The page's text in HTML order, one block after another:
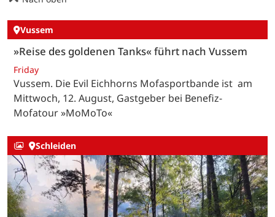
Vussem
»Reise des goldenen Tanks« führt nach Vussem
Friday
Vussem. Die Evil Eichhorns Mofasportbande ist am
Mittwoch, 12. August, Gastgeber bei Benefiz-
Mofatour »MoMoTo«
Schleiden